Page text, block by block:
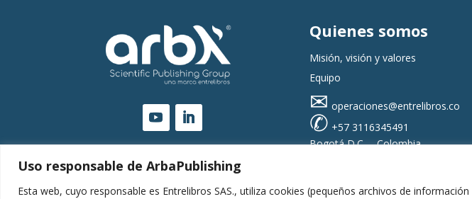
Uso responsable de ArbaPublishing
Esta web, cuyo responsable es Entrelibros SAS., utiliza cookies (pequeños archivos de
Quienes somos
Misión, visión y valores
Equipo
✉ operaciones@entrelibros.co
✆ +57 3116345491
Bogotá D.C. – Colombia
Entrelibros